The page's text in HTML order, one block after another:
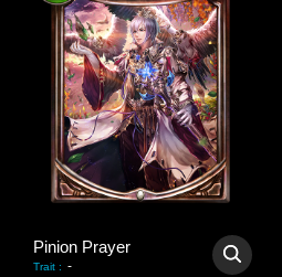
Pinion Prayer
Trait : -